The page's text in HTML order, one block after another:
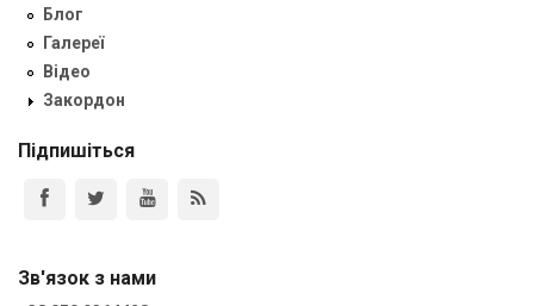
Блог
Галереї
Відео
Закордон
Підпишіться
Зв'язок з нами